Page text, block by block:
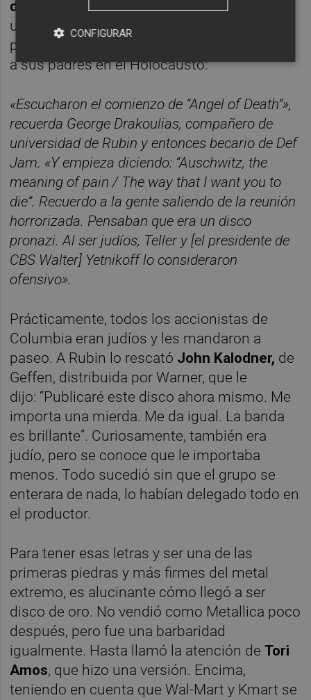
doctor Mengele, hubo una reunión de
urgencia con el número uno:
presidente judío del sello, que había perdido
a sus padres en el Holocausto:
«Escucharon el comienzo de “Angel of Death”»,
recuerda George Drakoulias, compañero de
universidad de Rubin y entonces becario de Def
Jam. «Y empieza diciendo: “Auschwitz, the
meaning of pain / The way that I want you to
die”. Recuerdo a la gente saliendo de la reunión
horrorizada. Pensaban que era un disco
pronazi. Al ser judíos, Teller y [el presidente de
CBS Walter] Yetnikoff lo consideraron
ofensivo».
Prácticamente, todos los accionistas de
Columbia eran judíos y les mandaron a
paseo. A Rubin lo rescató John Kalodner, de
Geffen, distribuida por Warner, que le
dijo: “Publicaré este disco ahora mismo. Me
importa una mierda. Me da igual. La banda
es brillante”. Curiosamente, también era
judío, pero se conoce que le importaba
menos. Todo sucedió sin que el grupo se
enterara de nada, lo habían delegado todo en
el productor.
Para tener esas letras y ser una de las
primeras piedras y más firmes del metal
extremo, es alucinante cómo llegó a ser
disco de oro. No vendió como Metallica poco
después, pero fue una barbaridad
igualmente. Hasta llamó la atención deTori
Amos, que hizo una versión. Encima,
teniendo en cuenta que Wal-Mart y Kmart se
CONFIGURAR